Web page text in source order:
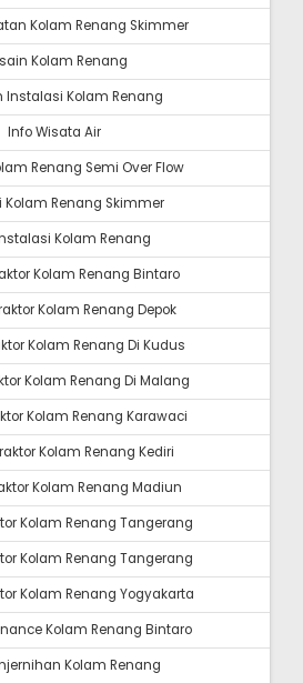
Kolam Renang Skimmer
Kolam Renang
Instalasi Kolam Renang
Info Wisata Air
Renang Semi Over Flow
Renang Skimmer
Kolam Renang
Kolam Renang Bintaro
Kolam Renang Depok
Kolam Renang Di Kudus
Kolam Renang Di Malang
Kolam Renang Karawaci
Kolam Renang Kediri
Kolam Renang Madiun
Kolam Renang Tangerang
Kolam Renang Tangerang
Kolam Renang Yogyakarta
Kolam Renang Bintaro
Kolam Renang